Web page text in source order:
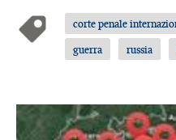
corte penale
guerra
russia